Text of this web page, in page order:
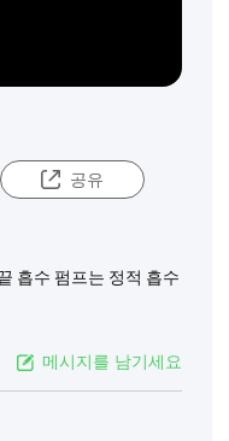
공유
흡수 펌프는 정적 흡수
메시지를 남기세요